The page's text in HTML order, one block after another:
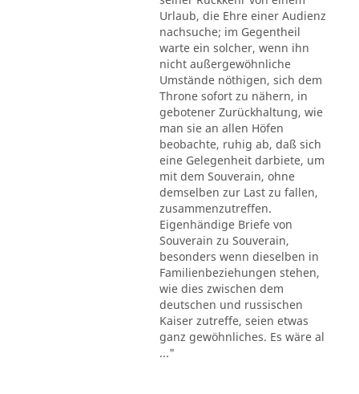
Urlaub, die Ehre einer Audienz
nachsuche; im Gegentheil
warte ein solcher, wenn ihn
nicht außergewöhnliche
Umstände nöthigen, sich dem
Throne sofort zu nähern, in
gebotener Zurückhaltung, wie
man sie an allen Höfen
beobachte, ruhig ab, daß sich
eine Gelegenheit darbiete, um
mit dem Souverain, ohne
demselben zur Last zu fallen,
zusammenzutreffen.
Eigenhändige Briefe von
Souverain zu Souverain,
besonders wenn dieselben in
Familienbeziehungen stehen,
wie dies zwischen dem
deutschen und russischen
Kaiser zutreffe, seien etwas
ganz gewöhnliches. Es wäre al
..."